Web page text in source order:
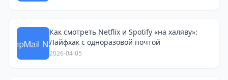
Как смотреть Netflix и Spotify «на халяву»:
Лайфхак с одноразовой почтой
2026-04-05